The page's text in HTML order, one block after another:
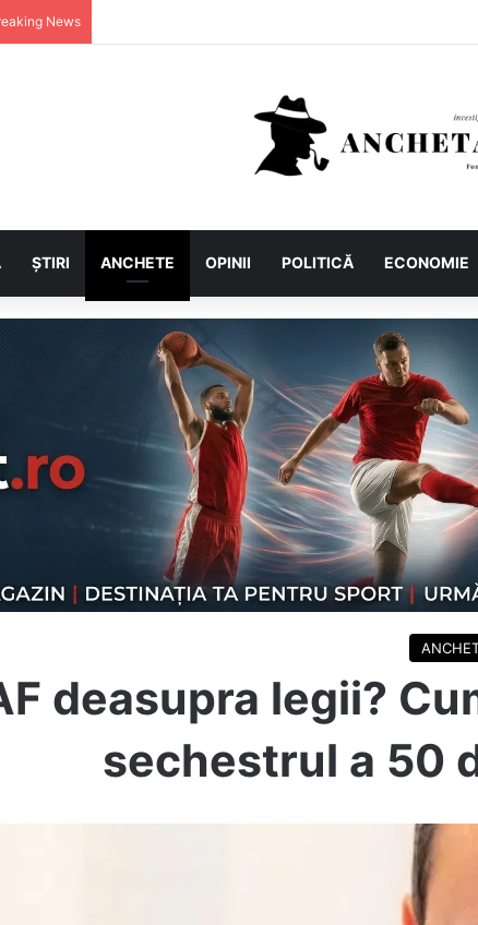
News
ȘTIRI ANCHETE OPINII POLITICĂ ECONOMIE
deasupra legii?
sechestrul a 50